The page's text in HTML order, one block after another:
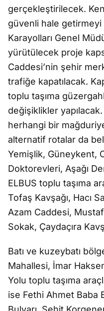
gerçekleştirilecek.
güvenli hale
Karayolları Genel
yürütülecek proje
Caddesi’nin şehir
trafiğe kapatılacak.
toplu taşıma
değişiklikler
herhangi bir
alternatif rotalar da
Yemişlik, Güneykent,
Doktorevleri, Aşağı
ELBUS toplu taşıma
Tofaş Kavşağı, Hacı
Azam Caddesi,
Sokak, Çaydaçıra
Batı ve kuzeybatı
Mahallesi, İmar
Yolu toplu taşıma
ise Fethi Ahmet Baba